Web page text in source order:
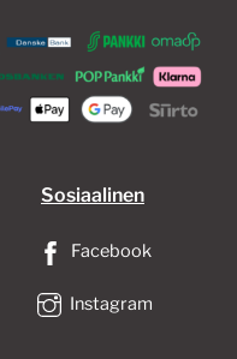
Sosiaalinen
Facebook
Instagram